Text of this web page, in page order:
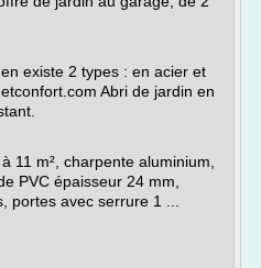
existe 2 types : en acier et
Abri de jardin en
11 m², charpente aluminium,
PVC épaisseur 24 mm,
portes avec serrure 1 ...